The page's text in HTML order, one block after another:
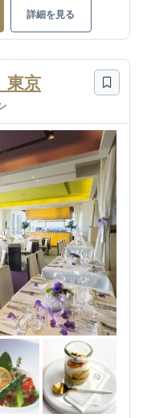
詳細を見る
東京